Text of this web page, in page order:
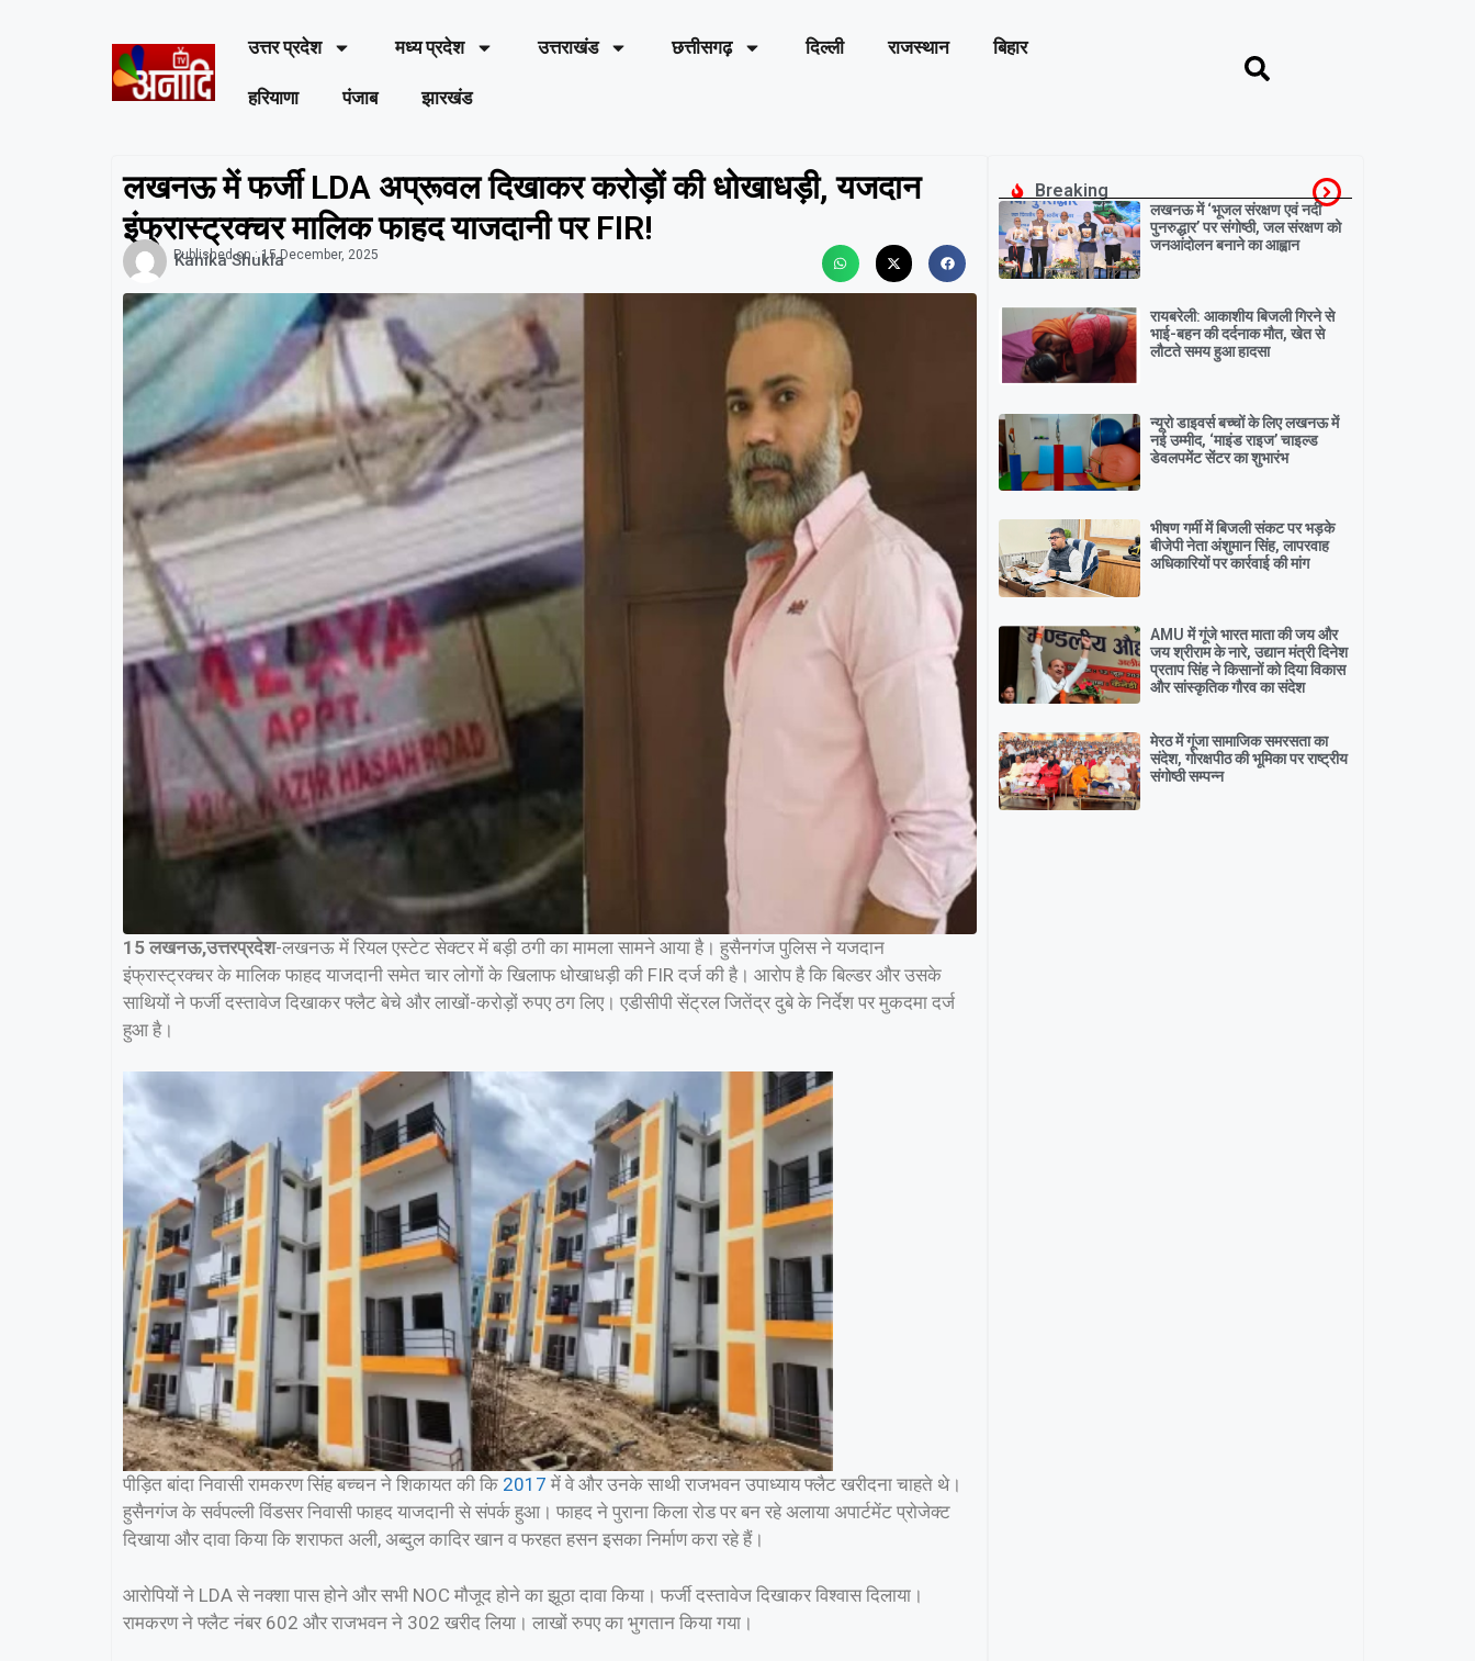
उत्तर प्रदेश मध्य प्रदेश उत्तराखंड छत्तीसगढ़ दिल्ली राजस्थान बिहार
हरियाणा पंजाब झारखंड
लखनऊ में फर्जी LDA अप्रूवल दिखाकर करोड़ों की धोखाधड़ी, यजदान
इंफ्रास्ट्रक्चर मालिक फाहद याजदानी पर FIR!
Kanika Shukla
Published on : 15 December, 2025
15 लखनऊ,उत्तरप्रदेश-लखनऊ में रियल एस्टेट सेक्टर में बड़ी ठगी का मामला सामने आया है। हुसैनगंज पुलिस ने यजदान
इंफ्रास्ट्रक्चर के मालिक फाहद याजदानी समेत चार लोगों के खिलाफ धोखाधड़ी की FIR दर्ज की है। आरोप है कि बिल्डर और उसके
साथियों ने फर्जी दस्तावेज दिखाकर फ्लैट बेचे और लाखों-करोड़ों रुपए ठग लिए। एडीसीपी सेंट्रल जितेंद्र दुबे के निर्देश पर मुकदमा दर्ज
हुआ है।
पीड़ित बांदा निवासी रामकरण सिंह बच्चन ने शिकायत की कि 2017 में वे और उनके साथी राजभवन उपाध्याय फ्लैट खरीदना चाहते थे।
हुसैनगंज के सर्वपल्ली विंडसर निवासी फाहद याजदानी से संपर्क हुआ। फाहद ने पुराना किला रोड पर बन रहे अलाया अपार्टमेंट प्रोजेक्ट
दिखाया और दावा किया कि शराफत अली, अब्दुल कादिर खान व फरहत हसन इसका निर्माण करा रहे हैं।
आरोपियों ने LDA से नक्शा पास होने और सभी NOC मौजूद होने का झूठा दावा किया। फर्जी दस्तावेज दिखाकर विश्वास दिलाया।
रामकरण ने फ्लैट नंबर 602 और राजभवन ने 302 खरीद लिया। लाखों रुपए का भुगतान किया गया।
Breaking
लखनऊ में ‘भूजल संरक्षण एवं नदी
पुनरुद्धार’ पर संगोष्ठी, जल संरक्षण को
जनआंदोलन बनाने का आह्वान
रायबरेली: आकाशीय बिजली गिरने से
भाई-बहन की दर्दनाक मौत, खेत से
लौटते समय हुआ हादसा
न्यूरो डाइवर्स बच्चों के लिए लखनऊ में
नई उम्मीद, ‘माइंड राइज’ चाइल्ड
डेवलपमेंट सेंटर का शुभारंभ
भीषण गर्मी में बिजली संकट पर भड़के
बीजेपी नेता अंशुमान सिंह, लापरवाह
अधिकारियों पर कार्रवाई की मांग
AMU में गूंजे भारत माता की जय और
जय श्रीराम के नारे, उद्यान मंत्री दिनेश
प्रताप सिंह ने किसानों को दिया विकास
और सांस्कृतिक गौरव का संदेश
मेरठ में गूंजा सामाजिक समरसता का
संदेश, गोरक्षपीठ की भूमिका पर राष्ट्रीय
संगोष्ठी सम्पन्न